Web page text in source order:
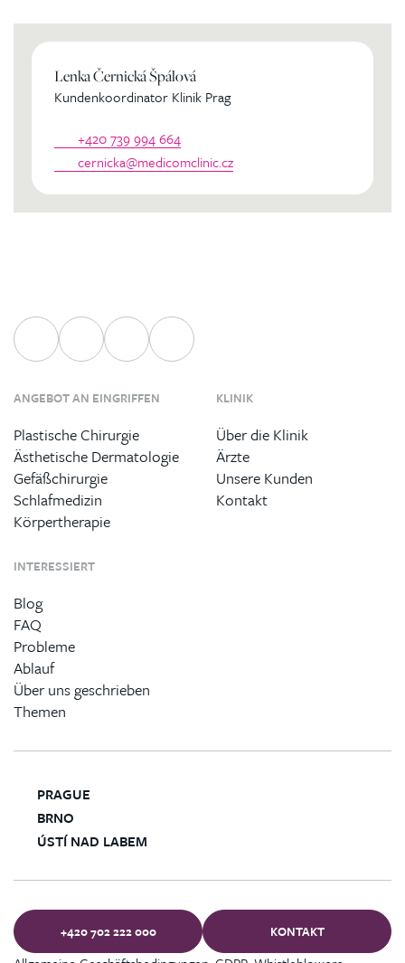
Lenka Černická Špálová
Kundenkoordinator Klinik Prag
+420 739 994 664
cernicka@medicomclinic.cz
ANGEBOT AN EINGRIFFEN
Plastische Chirurgie
Ästhetische Dermatologie
Gefäßchirurgie
Schlafmedizin
Körpertherapie
KLINIK
Über die Klinik
Ärzte
Unsere Kunden
Kontakt
INTERESSIERT
Blog
FAQ
Probleme
Ablauf
Über uns geschrieben
Themen
PRAGUE
BRNO
ÚSTÍ NAD LABEM
+420 702 222 000 KONTAKT